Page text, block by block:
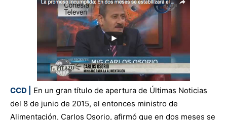
CCD |
En un gran título de apertura de Últimas Noticias
del 8 de junio de 2015, el entonces ministro de
Alimentación, Carlos Osorio, afirmó que en dos meses se